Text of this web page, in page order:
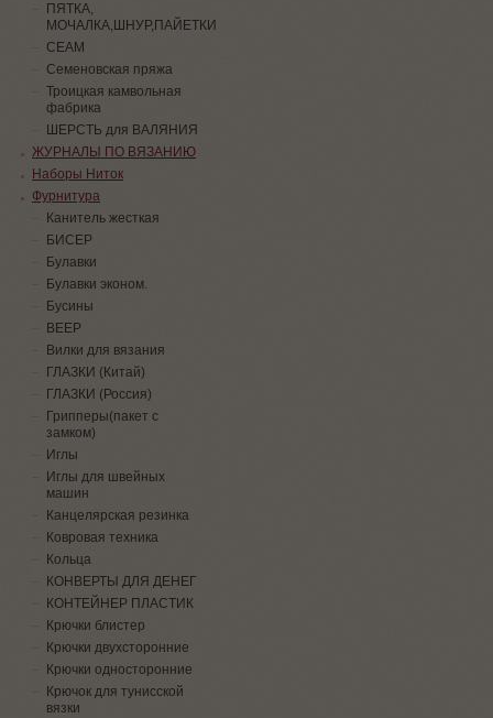
ПЯТКА,
МОЧАЛКА,ШНУР,ПАЙЕТКИ
СЕАМ
Семеновская пряжа
Троицкая камвольная
фабрика
ШЕРСТЬ для ВАЛЯНИЯ
ЖУРНАЛЫ ПО ВЯЗАНИЮ
Наборы Ниток
Фурнитура
Канитель жесткая
БИСЕР
Булавки
Булавки эконом.
Бусины
ВЕЕР
Вилки для вязания
ГЛАЗКИ (Китай)
ГЛАЗКИ (Россия)
Грипперы(пакет с
замком)
Иглы
Иглы для швейных
машин
Канцелярская резинка
Ковровая техника
Кольца
КОНВЕРТЫ ДЛЯ ДЕНЕГ
КОНТЕЙНЕР ПЛАСТИК
Крючки блистер
Крючки двухсторонние
Крючки односторонние
Крючок для тунисской
вязки